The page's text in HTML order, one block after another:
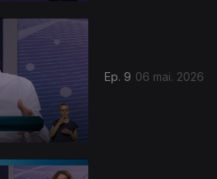
Ep. 9 06 mai. 2026